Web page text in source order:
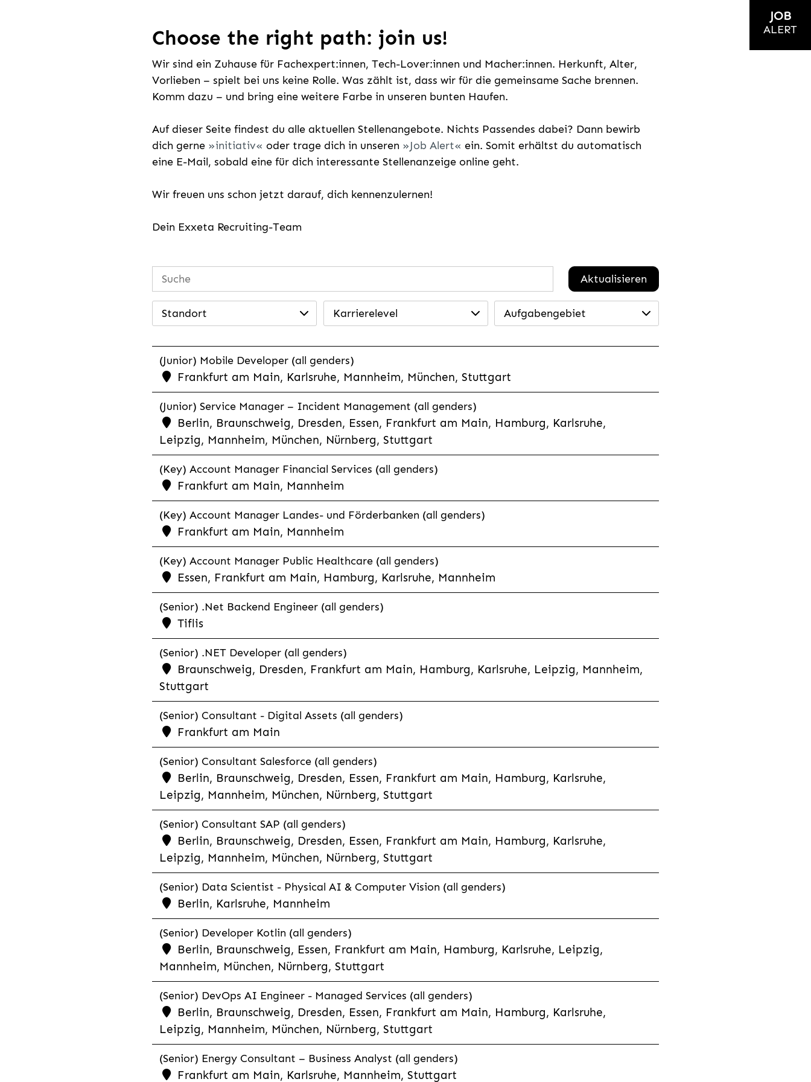
Choose the right path: join us!
Wir sind ein Zuhause für Fachexpert:innen, Tech-Lover:innen und Macher:innen. Herkunft, Alter,
Vorlieben – spielt bei uns keine Rolle. Was zählt ist, dass wir für die gemeinsame Sache brennen.
Komm dazu – und bring eine weitere Farbe in unseren bunten Haufen.
Auf dieser Seite findest du alle aktuellen Stellenangebote. Nichts Passendes dabei? Dann bewirb
dich gerne
initiativ oder trage dich in unseren Job Alert
ein. Somit erhältst du automatisch
eine E-Mail, sobald eine für dich interessante Stellenanzeige online geht.
Wir freuen uns schon jetzt darauf, dich kennenzulernen!
Dein Exxeta Recruiting-Team
Aktualisieren
Standort Karrierelevel Aufgabengebiet
(Junior) Mobile Developer (all genders)
Frankfurt am Main, Karlsruhe, Mannheim, München, Stuttgart
(Junior) Service Manager – Incident Management (all genders)
Berlin, Braunschweig, Dresden, Essen, Frankfurt am Main, Hamburg, Karlsruhe,
Leipzig, Mannheim, München, Nürnberg, Stuttgart
(Key) Account Manager Financial Services (all genders)
Frankfurt am Main, Mannheim
(Key) Account Manager Landes- und Förderbanken (all genders)
Frankfurt am Main, Mannheim
(Key) Account Manager Public Healthcare (all genders)
Essen, Frankfurt am Main, Hamburg, Karlsruhe, Mannheim
(Senior) .Net Backend Engineer (all genders)
Tiflis
(Senior) .NET Developer (all genders)
Braunschweig, Dresden, Frankfurt am Main, Hamburg, Karlsruhe, Leipzig, Mannheim,
Stuttgart
(Senior) Consultant - Digital Assets (all genders)
Frankfurt am Main
(Senior) Consultant Salesforce (all genders)
Berlin, Braunschweig, Dresden, Essen, Frankfurt am Main, Hamburg, Karlsruhe,
Leipzig, Mannheim, München, Nürnberg, Stuttgart
(Senior) Consultant SAP (all genders)
Berlin, Braunschweig, Dresden, Essen, Frankfurt am Main, Hamburg, Karlsruhe,
Leipzig, Mannheim, München, Nürnberg, Stuttgart
(Senior) Data Scientist - Physical AI & Computer Vision (all genders)
Berlin, Karlsruhe, Mannheim
(Senior) Developer Kotlin (all genders)
Berlin, Braunschweig, Essen, Frankfurt am Main, Hamburg, Karlsruhe, Leipzig,
Mannheim, München, Nürnberg, Stuttgart
(Senior) DevOps AI Engineer - Managed Services (all genders)
Berlin, Braunschweig, Dresden, Essen, Frankfurt am Main, Hamburg, Karlsruhe,
Leipzig, Mannheim, München, Nürnberg, Stuttgart
(Senior) Energy Consultant – Business Analyst (all genders)
Frankfurt am Main, Karlsruhe, Mannheim, Stuttgart
JOB
ALERT